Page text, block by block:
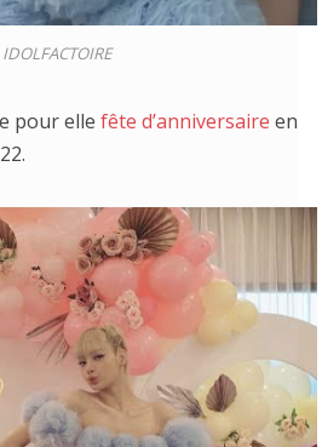
IDOLFACTOIRE
pour elle fête d’anniversaire en